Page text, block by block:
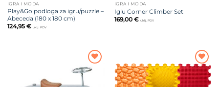
IGRA I MODA
Play&Go podloga za igru/puzzle –
Abeceda (180 x 180 cm)
124,95 € uklj. PDV
IGRA I MODA
Iglu Corner Climber Set
169,00 € uklj. PDV
Dodajte
na listu
Dodajte
na listu
želja